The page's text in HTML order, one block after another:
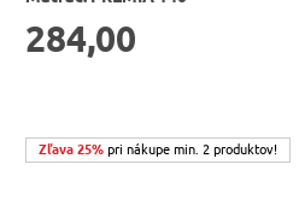
284,00
Zľava 25%pri nákupe min. 2 produktov!